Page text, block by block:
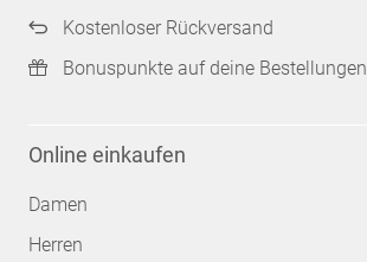
Kostenloser Rückversand
Bonuspunkte auf deine Bestellungen
Online einkaufen
Damen
Herren